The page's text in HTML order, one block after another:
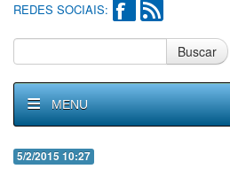
REDES SOCIAIS:
Buscar
MENU
5/2/2015 10:27